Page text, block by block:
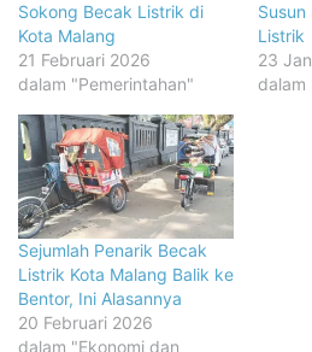
Sokong Becak Listrik di
Kota Malang
21 Februari 2026
dalam "Pemerintahan"
Susun
Listrik
23
dalam
Sejumlah Penarik Becak
Listrik Kota Malang Balik ke
Bentor, Ini Alasannya
20 Februari 2026
dalam "Ekonomi dan